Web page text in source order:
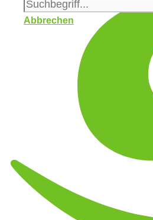
Abbrechen